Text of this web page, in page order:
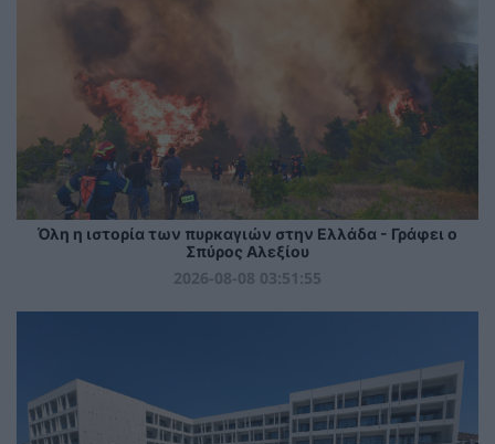
Όλη η ιστορία των πυρκαγιών στην Ελλάδα - Γράφει ο
Σπύρος Αλεξίου
2026-08-08 03:51:55